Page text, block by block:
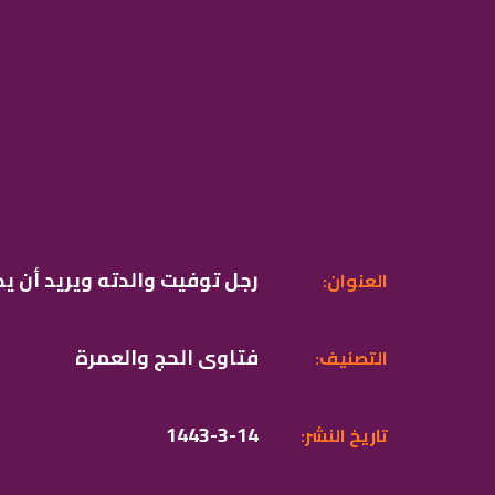
رجل توفيت والدته ويريد :العنوان
فتاوى الحج والعمرة :التصنيف
1443-3-14 :تاريخ النشر